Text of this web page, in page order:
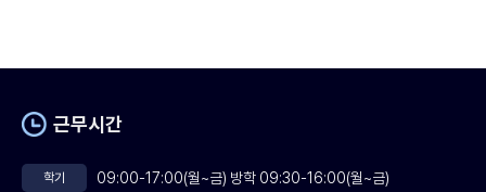
근무시간
학기 09:00-17:00(월~금) 방학 09:30-16:00(월~금)